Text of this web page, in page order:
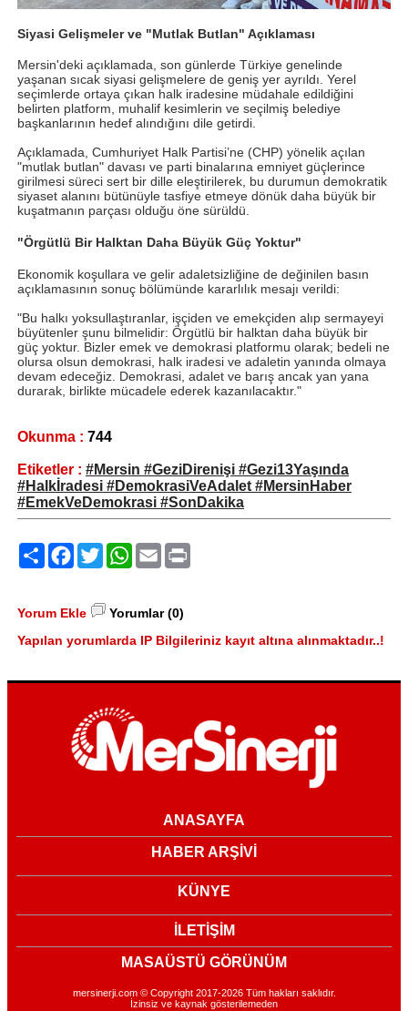
Siyasi Gelişmeler ve "Mutlak Butlan" Açıklaması
Mersin'deki açıklamada, son günlerde Türkiye genelinde
yaşanan sıcak siyasi gelişmelere de geniş yer ayrıldı. Yerel
seçimlerde ortaya çıkan halk iradesine müdahale edildiğini
belirten platform, muhalif kesimlerin ve seçilmiş belediye
başkanlarının hedef alındığını dile getirdi.
Açıklamada, Cumhuriyet Halk Partisi’ne (CHP) yönelik açılan
"mutlak butlan" davası ve parti binalarına emniyet güçlerince
girilmesi süreci sert bir dille eleştirilerek, bu durumun demokratik
siyaset alanını bütünüyle tasfiye etmeye dönük daha büyük bir
kuşatmanın parçası olduğu öne sürüldü.
"Örgütlü Bir Halktan Daha Büyük Güç Yoktur"
Ekonomik koşullara ve gelir adaletsizliğine de değinilen basın
açıklamasının sonuç bölümünde kararlılık mesajı verildi:
"Bu halkı yoksullaştıranlar, işçiden ve emekçiden alıp sermayeyi
büyütenler şunu bilmelidir: Örgütlü bir halktan daha büyük bir
güç yoktur. Bizler emek ve demokrasi platformu olarak; bedeli ne
olursa olsun demokrasi, halk iradesi ve adaletin yanında olmaya
devam edeceğiz. Demokrasi, adalet ve barış ancak yan yana
durarak, birlikte mücadele ederek kazanılacaktır."
Okunma : 744
Etiketler : #Mersin #GeziDirenişi #Gezi13Yaşında
#Halkİradesi #DemokrasiVeAdalet #MersinHaber
#EmekVeDemokrasi #SonDakika
PaylaşFacebook
TwitterWhatsApp
Email
Yorum Ekle
Yorumlar (0)
Yapılan yorumlarda IP Bilgileriniz kayıt altına alınmaktadır..!
ANASAYFA
HABER ARŞİVİ
KÜNYE
İLETİŞİM
MASAÜSTÜ GÖRÜNÜM
mersinerji.com © Copyright 2017-2026 Tüm hakları saklıdır.
İzinsiz ve kaynak gösterilemeden